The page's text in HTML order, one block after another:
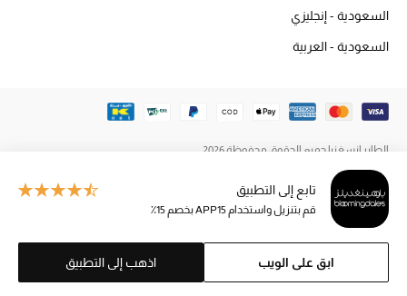
الصحة والعافية
هدايا
تابع إلى التطبيق
قم بتنزيل واستخدام APP15 بخصم 15٪
ابق على الويب اذهب إلى التطبيق
السعودية - إنجليزي
السعودية - العربية
الطاير إنسغنيا جميع الحقوق محفوظة 2026